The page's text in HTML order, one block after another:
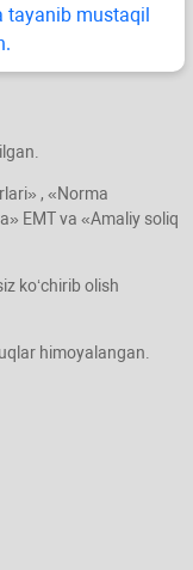
tayanib mustaqil
, «Norma
EMT va «Amaliy soliq
koʻchirib olish
himoyalangan.